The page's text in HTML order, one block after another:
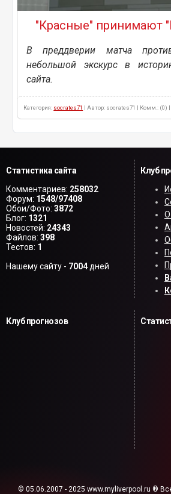
"Красные" принимают
В преддверии матча
небольшой экскурс в
сайта.
Категория: socrates71 | Автор: socrates71 | Комм.: (0)
Статистика сайта
Комментариев: 258032
Форум: 1548/97408
Обои/Фото: 3872
Блог: 1321
Новостей: 24343
Файлов: 398
Тестов: 1
Нашему сайту - 7004дней
Клуб
О
Клуб прогнозов
© 05.06.2007 - 2025 www.myliverpool.ru ®